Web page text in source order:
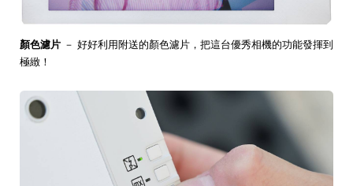
顏色濾片 － 好好利用附送的顏色濾片，把這台優秀相機的功能發揮到
極緻！